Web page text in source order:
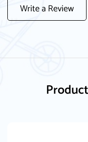
Write a Review